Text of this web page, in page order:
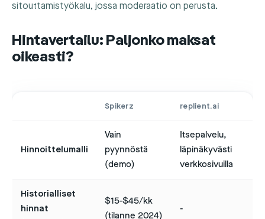
sitouttamistyökalu, jossa moderaatio on perusta.
Hintavertailu: Paljonko maksat
oikeasti?
Spikerz replient.ai
Hinnoittelumalli
Vain
pyynnöstä
(demo)
Itsepalvelu,
läpinäkyvästi
verkkosivuilla
Historialliset
hinnat
$15-$45/kk
(tilanne 2024)
-